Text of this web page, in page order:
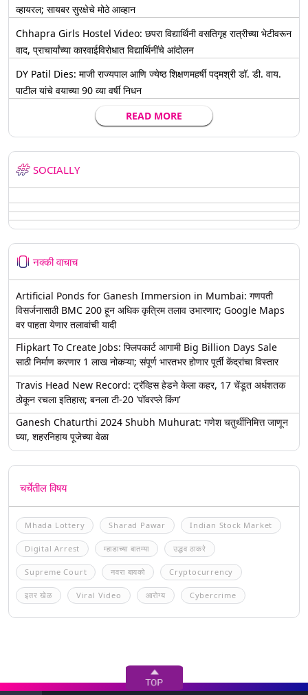
व्हायरल; सायबर सुरक्षेचे मोठे आव्हान
Chhapra Girls Hostel Video: छपरा विद्यार्थिनी वसतिगृह रात्रीच्या भेटीवरून
वाद, प्राचार्यांच्या कारवाईविरोधात विद्यार्थिनींचे आंदोलन
DY Patil Dies: माजी राज्यपाल आणि ज्येष्ठ शिक्षणमहर्षी पद्मश्री डॉ. डी. वाय.
पाटील यांचे वयाच्या 90 व्या वर्षी निधन
READ MORE
SOCIALLY
नक्की वाचाच
Artificial Ponds for Ganesh Immersion in Mumbai: गणपती
विसर्जनासाठी BMC 200 हून अधिक कृत्रिम तलाव उभारणार; Google Maps
वर पाहता येणार तलावांची यादी
Flipkart To Create Jobs: फ्लिपकार्ट आगामी Big Billion Days Sale
साठी निर्माण करणार 1 लाख नोकऱ्या; संपूर्ण भारतभर होणार पूर्ती केंद्रांचा विस्तार
Travis Head New Record: ट्रॅव्हिस हेडने केला कहर, 17 चेंडूत अर्धशतक
ठोकून रचला इतिहास; बनला टी-20 'पॉवरप्ले किंग'
Ganesh Chaturthi 2024 Shubh Muhurat: गणेश चतुर्थीनिमित्त जाणून
घ्या, शहरनिहाय पूजेच्या वेळा
चर्चेतील विषय
Mhada Lottery Sharad Pawar Indian Stock Market
Digital Arrest म्हाडाच्या बातम्या उद्धव ठाकरे
Supreme Court नवरा बायको Cryptocurrency
इतर खेळ Viral Video आरोग्य Cybercrime